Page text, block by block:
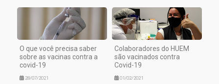
O que você precisa saber
sobre as vacinas contra a
covid-19
28/07/2021
Colaboradores do HUEM
são vacinados contra
Covid-19
01/02/2021